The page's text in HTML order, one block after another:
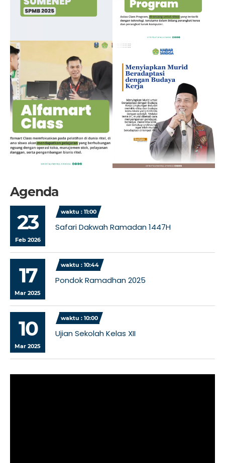
Agenda
23
Feb 2026
waktu : 11:00
Safari Dakwah Ramadan 1447H
17
Mar 2025
waktu : 10:44
Pondok Ramadhan 2025
10
Mar 2025
waktu : 10:00
Ujian Sekolah Kelas XII